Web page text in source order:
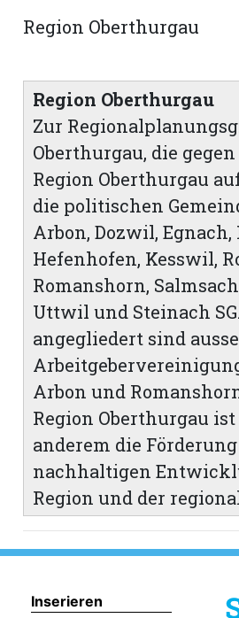
Region Oberthurgau
Region Oberthurgau
Zur
Oberthurgau, die
Region Oberthurgau
die politischen
Arbon, Dozwil, Egnach,
Hefenhofen, Kesswil,
Romanshorn,
Uttwil und Steinach
angegliedert sind
Arbon und
Region Oberthurgau
anderem die
nachhaltigen
Region und der
Inserieren